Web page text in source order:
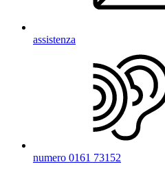
assistenza
numero 0161 73152